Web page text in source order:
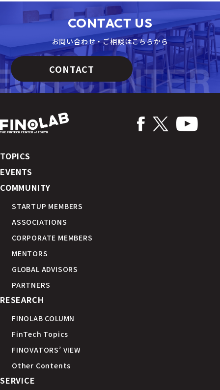
CONTACT US
お問い合わせ・ご相談はこちらから
CONTACT
TOPICS
EVENTS
COMMUNITY
STARTUP MEMBERS
ASSOCIATIONS
CORPORATE MEMBERS
MENTORS
GLOBAL ADVISORS
PARTNERS
RESEARCH
FINOLAB COLUMN
FinTech Topics
FINOVATORS’ VIEW
Other Contents
SERVICE